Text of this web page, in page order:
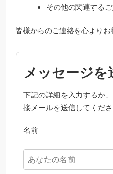
その他の関連する
皆様からのご連絡を心よりお
メッセージを
下記の詳細を入力するか
接メールを送信してくださ
名前